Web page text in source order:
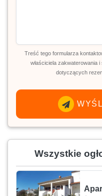
Treść tego formularza
właściciela zakwaterowania i
dotyczących
Wszystkie